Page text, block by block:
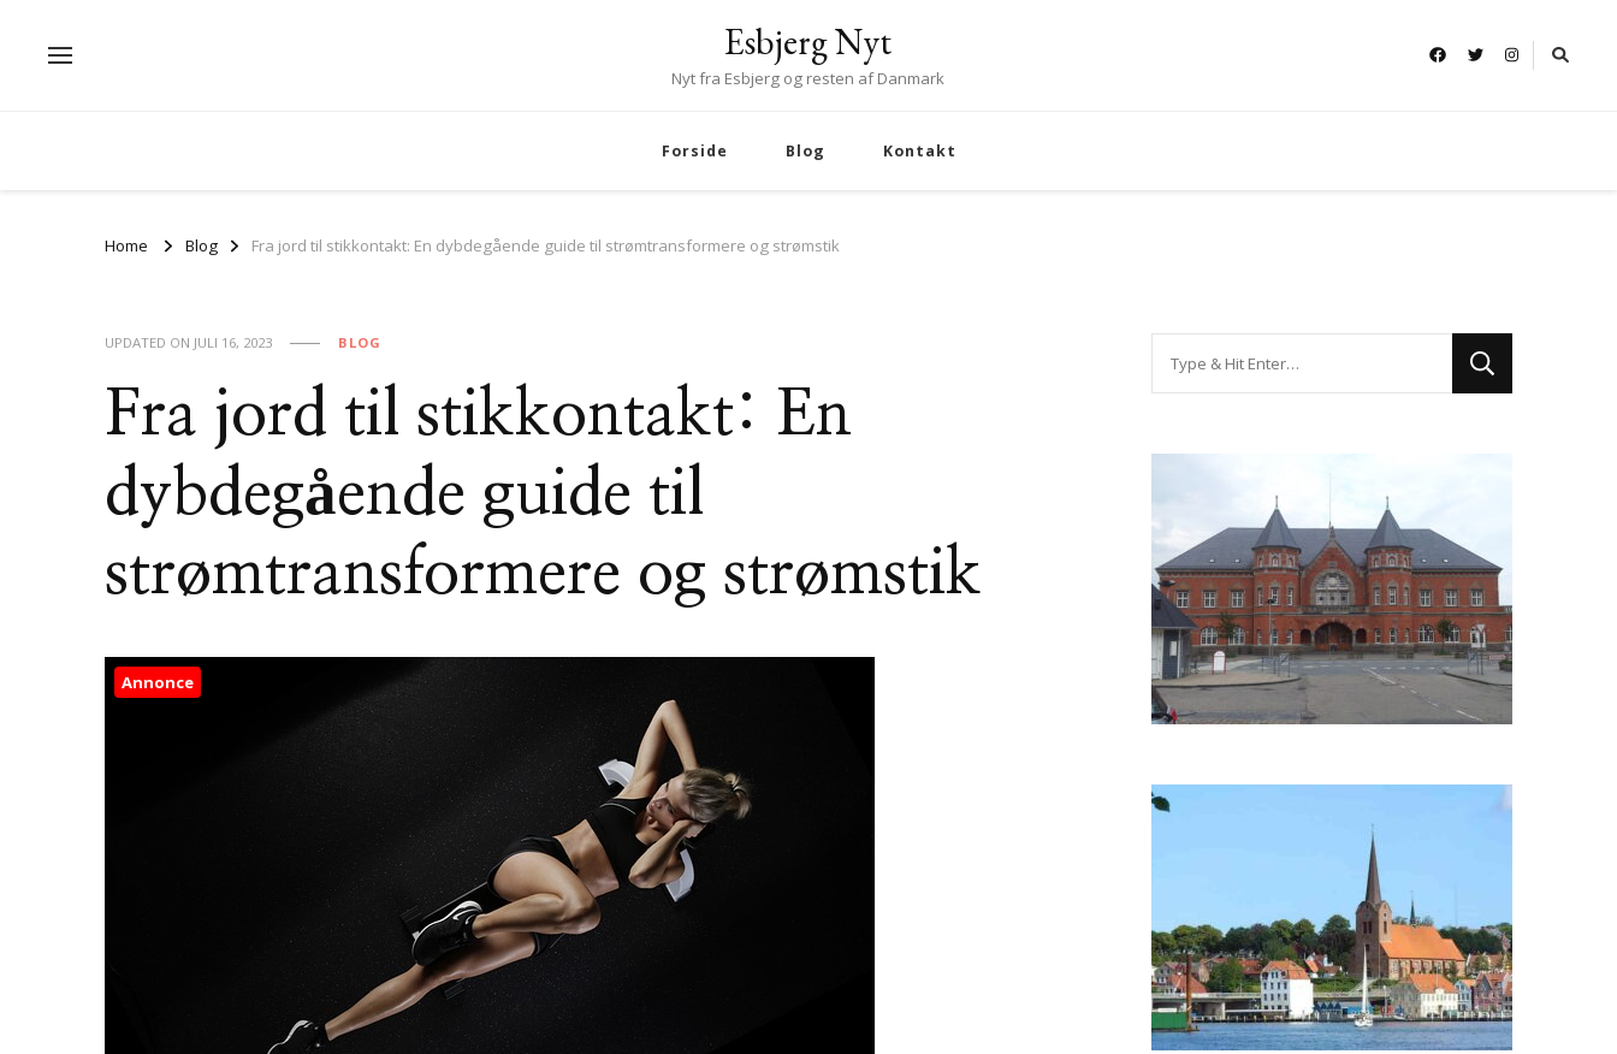
Esbjerg Nyt
Nyt fra Esbjerg og resten af Danmark
Forside Blog Kontakt
Home Blog Fra jord til stikkontakt: En dybdegående guide til strømtransformere og strømstik
UPDATED ON JULI 16, 2023 BLOG
Fra jord til stikkontakt: En
dybdegående guide til
strømtransformere og strømstik
Annonce